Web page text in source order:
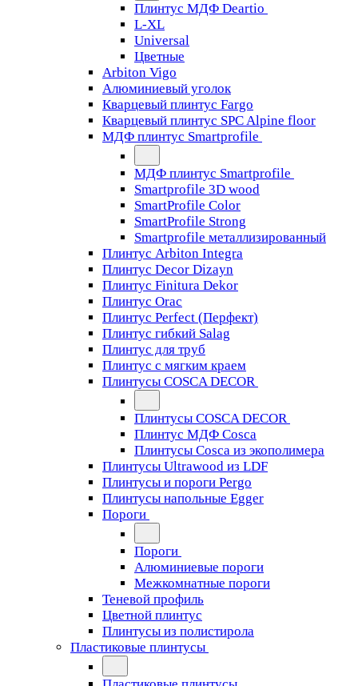
Плинтус МДФ Deartio
L-XL
Universal
Цветные
Arbiton Vigo
Алюминиевый уголок
Кварцевый плинтус Fargo
Кварцевый плинтус SPC Alpine floor
МДФ плинтус Smartprofile
МДФ плинтус Smartprofile
Smartprofile 3D wood
SmartProfile Color
SmartProfile Strong
Smartprofile металлизированный
Плинтус Arbiton Integra
Плинтус Decor Dizayn
Плинтус Finitura Dekor
Плинтус Orac
Плинтус Perfect (Перфект)
Плинтус гибкий Salag
Плинтус для труб
Плинтус с мягким краем
Плинтусы COSCA DECOR
Плинтусы COSCA DECOR
Плинтус МДФ Cosca
Плинтусы Cosca из экополимера
Плинтусы Ultrawood из LDF
Плинтусы и пороги Pergo
Плинтусы напольные Egger
Пороги
Пороги
Алюминиевые пороги
Межкомнатные пороги
Теневой профиль
Цветной плинтус
Плинтусы из полистирола
Пластиковые плинтусы